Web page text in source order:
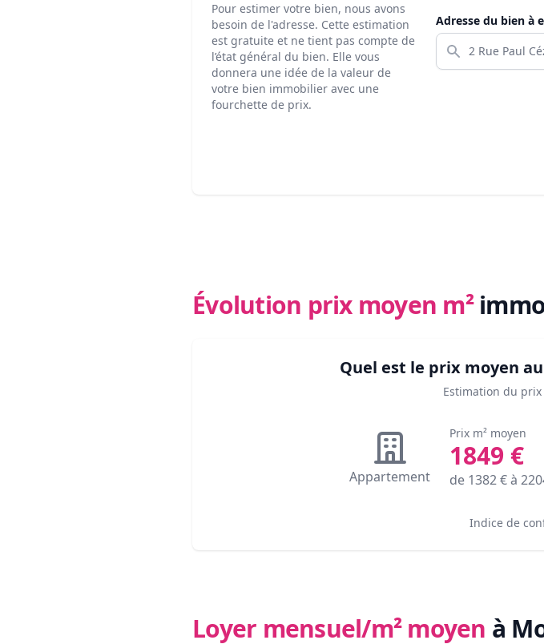
Pour estimer votre bien, nous avons
besoin de l'adresse. Cette estimation
est gratuite et ne tient pas compte de
l’état général du bien. Elle vous
donnera une idée de la valeur de
votre bien immobilier avec une
fourchette de prix.
Adresse du bien à
Évolution prix moyen m²
Quel est le prix moyen au
Estimation du prix
Appartement
Prix m² moyen
1849 €
de 1382€ à
Indice de
Loyer mensuel/m² moyen à